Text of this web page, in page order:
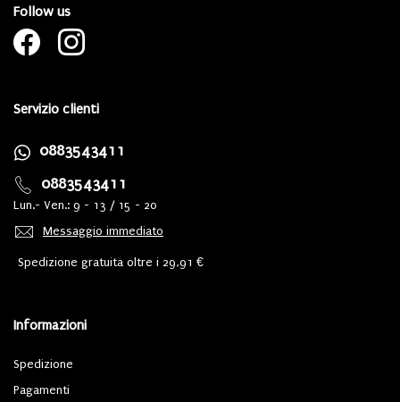
Follow us
Servizio clienti
0883543411
0883543411
Lun.- Ven.: 9 - 13 / 15 - 20
Messaggio immediato
Spedizione gratuita oltre i 29,91 €
Informazioni
Spedizione
Pagamenti